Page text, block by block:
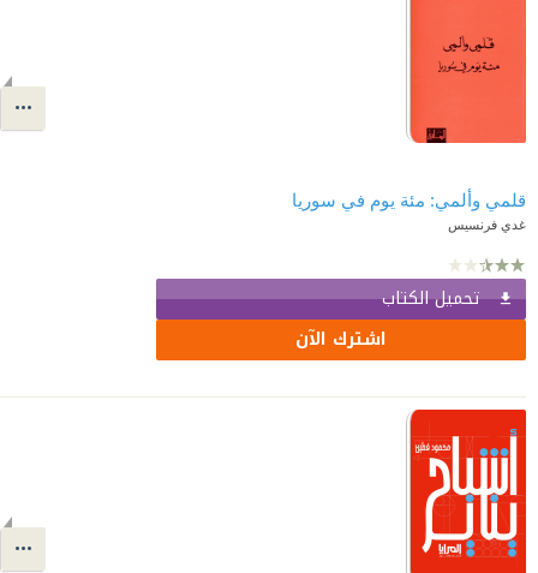
قلمي وألمي: مئة يوم في سوريا
غدي فرنسيس
تحميل الكتاب
اشترك الآن